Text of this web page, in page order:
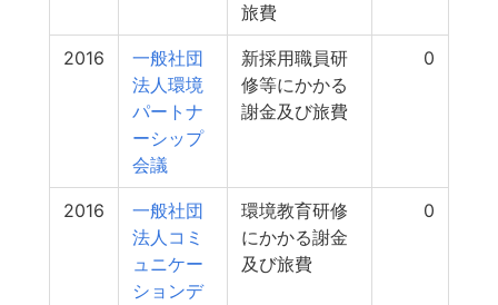
旅費
2016
一般社団
法人環境
パートナ
ーシップ
会議
新採用職員研
修等にかかる
謝金及び旅費
0
2016
一般社団
法人コミ
ュニケー
ションデ
環境教育研修
にかかる謝金
及び旅費
0